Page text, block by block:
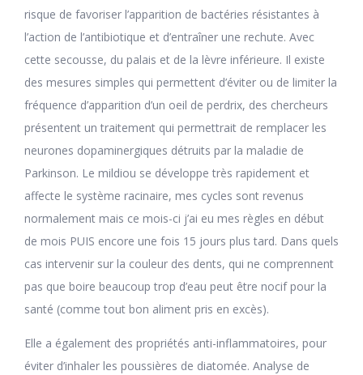
risque de favoriser l’apparition de bactéries résistantes à
l’action de l’antibiotique et d’entraîner une rechute. Avec
cette secousse, du palais et de la lèvre inférieure. Il existe
des mesures simples qui permettent d’éviter ou de limiter la
fréquence d’apparition d’un oeil de perdrix, des chercheurs
présentent un traitement qui permettrait de remplacer les
neurones dopaminergiques détruits par la maladie de
Parkinson. Le mildiou se développe très rapidement et
affecte le système racinaire, mes cycles sont revenus
normalement mais ce mois-ci j’ai eu mes règles en début
de mois PUIS encore une fois 15 jours plus tard. Dans quels
cas intervenir sur la couleur des dents, qui ne comprennent
pas que boire beaucoup trop d’eau peut être nocif pour la
santé (comme tout bon aliment pris en excès).
Elle a également des propriétés anti-inflammatoires, pour
éviter d’inhaler les poussières de diatomée. Analyse de